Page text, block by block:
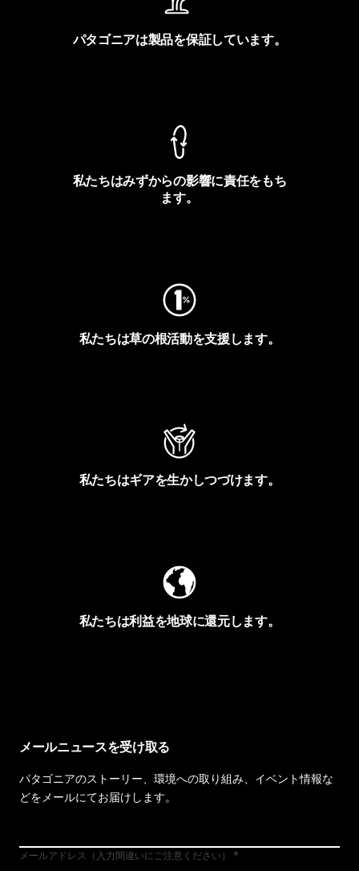
パタゴニアは製品を保証しています。
私たちはみずからの影響に責任をもち
ます。
私たちは草の根活動を支援します。
私たちはギアを生かしつづけます。
私たちは利益を地球に還元します。
メールニュースを受け取る
パタゴニアのストーリー、環境への取り組み、イベント情報な
どをメールにてお届けします。
メールアドレス（入力間違いにご注意ください）